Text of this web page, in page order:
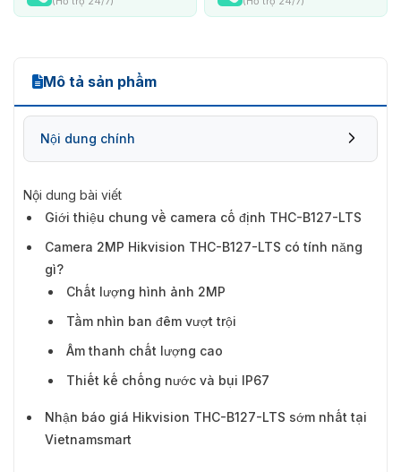
Mô tả sản phẩm
Nội dung chính
năng gì?
Nội dung bài viết
Giới thiệu chung về camera cố định THC-B127-LTS
Camera 2MP Hikvision THC-B127-LTS có tính năng
gì?
Chất lượng hình ảnh 2MP
Tầm nhìn ban đêm vượt trội
Âm thanh chất lượng cao
Thiết kế chống nước và bụi IP67
Nhận báo giá Hikvision THC-B127-LTS sớm nhất tại
Vietnamsmart